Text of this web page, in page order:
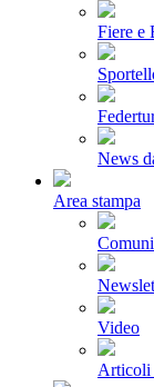
Fiere e
News
Area stampa
Video
Articoli